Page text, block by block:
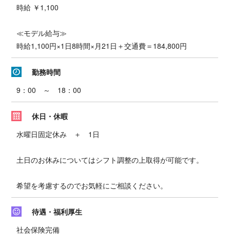
時給 ￥1,100
≪モデル給与≫
時給1,100円×1日8時間×月21日＋交通費＝184,800円
勤務時間
9：00 ～ 18：00
休日・休暇
水曜日固定休み ＋ 1日
土日のお休みについてはシフト調整の上取得が可能です。
希望を考慮するのでお気軽にご相談ください。
待遇・福利厚生
社会保険完備